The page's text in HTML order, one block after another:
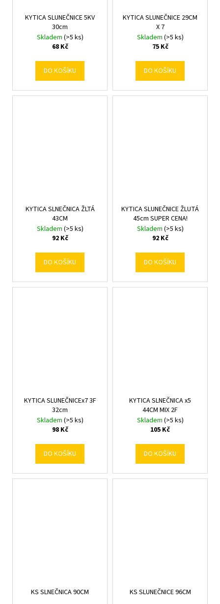
KYTICA SLUNEČNICE 5KV
30cm
Skladem (>5 ks)
68 Kč
DO KOŠÍKU
KYTICA SLUNEČNICE 29CM
X 7
Skladem (>5 ks)
75 Kč
DO KOŠÍKU
KYTICA SLNEČNICA ŽLTÁ
43CM
Skladem (>5 ks)
92 Kč
DO KOŠÍKU
KYTICA SLUNEČNICE ŽLUTÁ
45cm SUPER CENA!
Skladem (>5 ks)
92 Kč
DO KOŠÍKU
KYTICA SLUNEČNICEx7 3F
32cm
Skladem (>5 ks)
98 Kč
DO KOŠÍKU
KYTICA SLNEČNICA x5
44CM MIX 2F
Skladem (>5 ks)
105 Kč
DO KOŠÍKU
KS SLNEČNICA 90CM
KS SLUNEČNICE 96CM